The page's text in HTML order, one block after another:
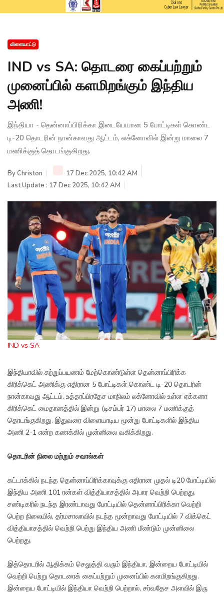
விளையாட்டு
IND vs SA: தொடரை கைப்பற்றும்
முனைப்பில் களமிறங்கும் இந்திய
அணி!
இந்தியா - தென்னாப்பிரிக்கா இடையேயான 5 போட்டிகள் கொண்ட
டி-20 தொடரின் நான்காவது ஆட்டம், லக்னோவில் இன்று மாலை 7
மணிக்குத் தொடங்குகிறது.
ByChriston
17 Dec 2025, 10:42 AM
Last Update : 17 Dec 2025, 10:42 AM
IND vs SA
இந்தியாவில் சுற்றுப்பயணம் மேற்கொண்டுள்ள தென்னாப்பிரிக்க
கிரிக்கெட் அணிக்கு எதிரான 5 போட்டிகள் கொண்ட டி-20 தொடரின்
நான்காவது ஆட்டம், உத்தரப்பிரதேச மாநிலம் லக்னோவில் உள்ள ஏக்கனா
கிரிக்கெட் மைதானத்தில் இன்று (டிசம்பர் 17) மாலை 7 மணிக்குத்
தொடங்குகிறது. இதுவரை விளையாடிய மூன்று போட்டிகளில் இந்திய
அணி 2-1 என்ற கணக்கில் முன்னிலை வகிக்கிறது.
தொடரின் நிலை மற்றும் சவால்கள்
கட்டாக்கில் நடந்த தென்னாப்பிரிக்காவுக்கு எதிரான முதல் டி20 போட்டியில்
இந்திய அணி 101 ரன்கள் வித்தியாசத்தில் அபார வெற்றி பெற்றது.
சண்டிகரில் நடந்த இரண்டாவது போட்டியில் தென்னாப்பிரிக்கா வெற்றி
பெற்ற நிலையில், தர்மசாலாவில் நடந்த மூன்றாவது போட்டியில் 7 விக்கெட்
வித்தியாசத்தில் வெற்றி பெற்று இந்திய அணி மீண்டும் முன்னிலை
பெற்றது.
இத்தொடரில் ஆதிக்கம் செலுத்தி வரும் இந்தியா, இன்றைய போட்டியில்
வெற்றி பெற்று தொடரைக் கைப்பற்றும் முனைப்பில் களமிறங்குகிறது.
இன்றைய போட்டியில் இந்தியா வெற்றி பெற்றால், சர்வதேச அளவில் இரு